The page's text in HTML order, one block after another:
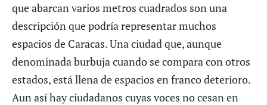
que abarcan varios metros cuadrados son una
descripción que podría representar muchos
espacios de Caracas. Una ciudad que, aunque
denominada burbuja cuando se compara con otros
estados, está llena de espacios en franco deterioro.
Aun así hay ciudadanos cuyas voces no cesan en